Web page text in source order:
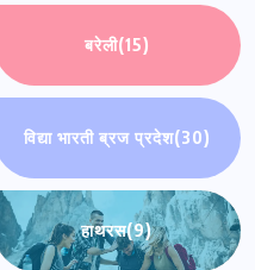
बरेली(15)
विद्या भारती ब्रज प्रदेश(30)
हाथरस(9)